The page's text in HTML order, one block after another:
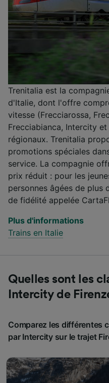
Trenitalia est la
d'Italie, dont l'offre
vitesse (Frecciarossa,
Frecciabianca, Intercity
régionaux. Trenitalia
promotions spéciales
service. La compagnie
prix réduit : pour les
personnes âgées de plus
de fidélité appelée
Plus d'informations
Trains en Italie
Quelles sont les
Intercity de
Comparez les différentes
par Intercity sur le trajet